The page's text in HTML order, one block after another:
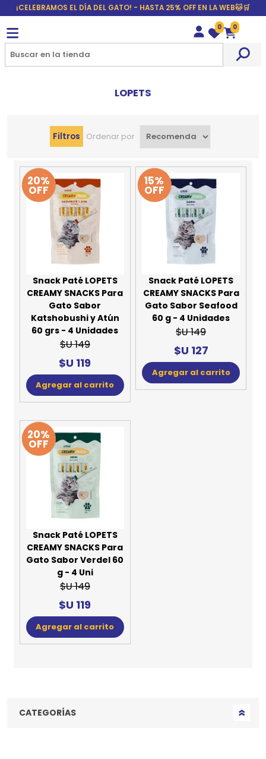
¡CELEBRAMOS EL DÍA DEL GATO! - HASTA 25% OFF EN LA WEB🐱🛒
Wishlist
0
Carrito
0
LOPETS
Filtros Ordenar por
20%
OFF
Snack Paté LOPETS
CREAMY SNACKS Para
Gato Sabor
Katshobushi y Atún
60 grs - 4 Unidades
$U 149
$U 119
Agregar al carrito
15%
OFF
Snack Paté LOPETS
CREAMY SNACKS Para
Gato Sabor Seafood
60 g - 4 Unidades
$U 149
$U 127
Agregar al carrito
20%
OFF
Snack Paté LOPETS
CREAMY SNACKS Para
Gato Sabor Verdel 60
g - 4 Uni
$U 149
$U 119
Agregar al carrito
CATEGORÍAS